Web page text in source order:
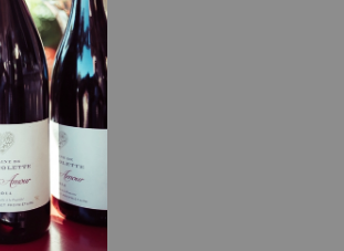
Provence